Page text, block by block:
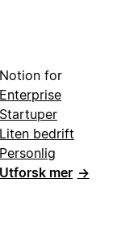
Notion for
Enterprise
Startuper
Liten bedrift
Personlig
Utforsk mer →